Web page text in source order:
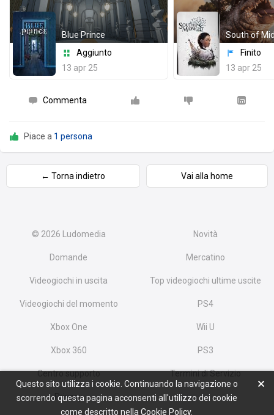
Blue Prince
Aggiunto
13 apr 25
South of
Finito
13 apr 25
Commenta
Piace a 1 persona
← Torna indietro Vai alla home
© 2026 Ludomedia Novità
Domande Mercatino
Videogiochi in uscita Top videogiochi ultime uscite
Videogiochi del momento PS4
Xbox One Wii U
Xbox 360 PS3
Centro supporto Termini di Servizio
Privacy
Questo sito utilizza i cookie. Continuando la navigazione o
scorrendo questa pagina acconsenti all'utilizzo dei cookie
come descritto nella Cookie Policy.